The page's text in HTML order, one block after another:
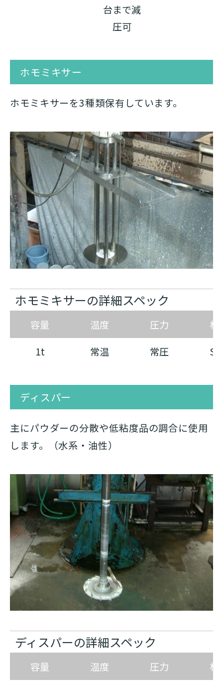
台まで減
圧可
ホモミキサー
ホモミキサーを3種類保有しています。
ホモミキサーの詳細スペック
容量 温度 圧力
材
1t
常温 常圧
ディスパー
主にパウダーの分散や低粘度品の調合に使⽤
します。（⽔系・油性）
ディスパーの詳細スペック
容量 温度 圧力 材